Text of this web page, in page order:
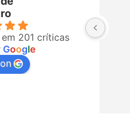
201 críticas
Google
Já é a terceira
com eles.